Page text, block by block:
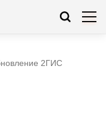
2ГИС